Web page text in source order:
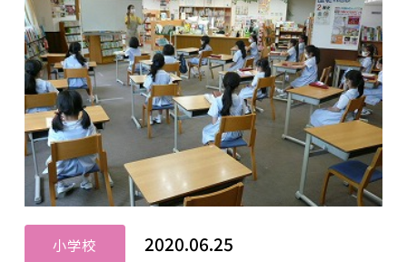
小学校
2020.06.25